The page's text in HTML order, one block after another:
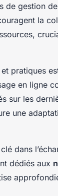
de gestion
la
et pratiques
en ligne
sur les
une
dans
dédiés aux